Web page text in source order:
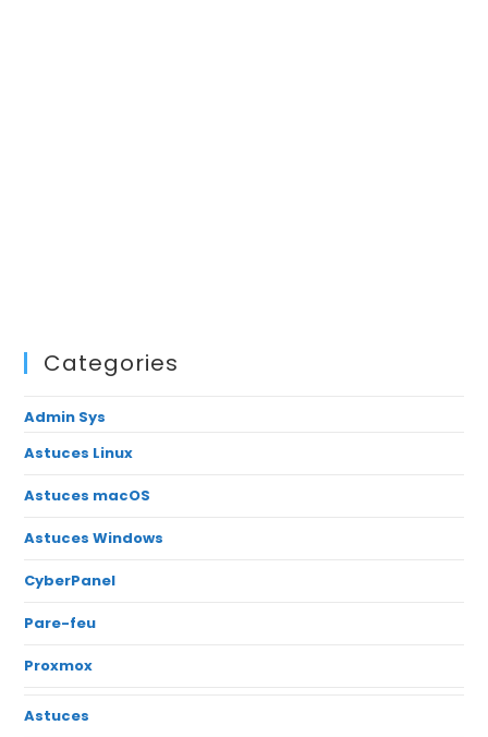
Categories
Admin Sys
Astuces Linux
Astuces macOS
Astuces Windows
CyberPanel
Pare-feu
Proxmox
Astuces